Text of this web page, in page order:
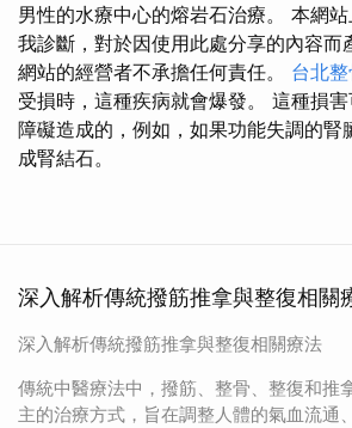
男性的水療中心的熔岩石治療。 本網
我診斷，對於因使用此處分享的內容而
網站的經營者不承擔任何責任。 台北
受損時，這種疾病就會爆發。 這種損
障礙造成的，例如，如果功能失調的腎
成腎結石。
深入解析傳統撥筋推拿與整復相關
深入解析傳統撥筋推拿與整復相關療法
傳統中醫療法中，撥筋、整骨、整復和推
主的治療方式，旨在調整人體的氣血流通